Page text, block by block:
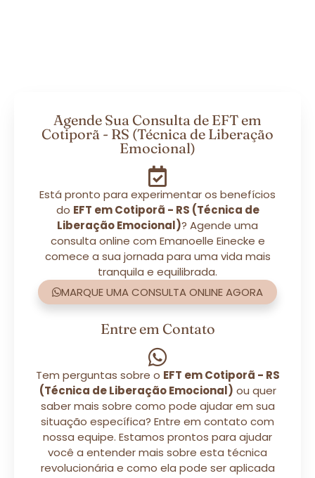
Agende Sua Consulta de EFT em
Cotiporã - RS (Técnica de Liberação
Emocional)
Está pronto para experimentar os benefícios
do EFT em Cotiporã - RS (Técnica de
Liberação Emocional)? Agende uma
consulta online com Emanoelle Einecke e
comece a sua jornada para uma vida mais
tranquila e equilibrada.
MARQUE UMA CONSULTA ONLINE AGORA
Entre em Contato
Tem perguntas sobre o EFT em Cotiporã - RS
(Técnica de Liberação Emocional) ou quer
saber mais sobre como pode ajudar em sua
situação específica? Entre em contato com
nossa equipe. Estamos prontos para ajudar
você a entender mais sobre esta técnica
revolucionária e como ela pode ser aplicada